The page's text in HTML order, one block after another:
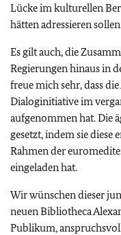
Lücke im kulturellen
hätten adressieren
Es gilt auch, die
Regierungen hinaus in
freue mich sehr, dass
Dialoginitiative im
aufgenommen hat. Die
gesetzt, indem sie
Rahmen der
eingeladen hat.
Wir wünschen dieser
neuen Bibliotheca
Publikum,